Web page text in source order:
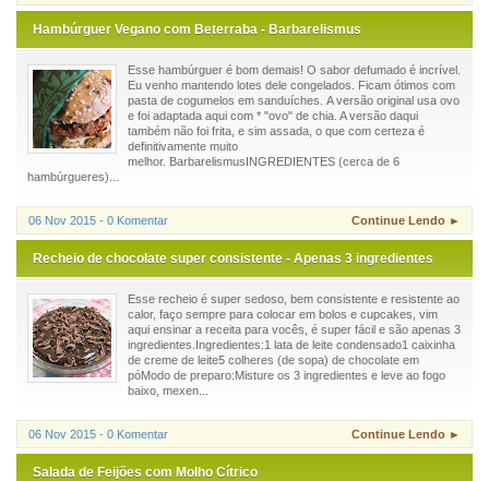
Hambúrguer Vegano com Beterraba - Barbarelismus
Esse hambúrguer é bom demais! O sabor defumado é incrível.
Eu venho mantendo lotes dele congelados. Ficam ótimos com
pasta de cogumelos em sanduíches. A versão original usa ovo
e foi adaptada aqui com * "ovo" de chia. A versão daqui
também não foi frita, e sim assada, o que com certeza é
definitivamente muito
melhor. BarbarelismusINGREDIENTES (cerca de 6
hambúrgueres)...
06 Nov 2015 - 0 Komentar Continue Lendo ►
Recheio de chocolate super consistente - Apenas 3 ingredientes
Esse recheio é super sedoso, bem consistente e resistente ao
calor, faço sempre para colocar em bolos e cupcakes, vim
aqui ensinar a receita para vocês, é super fácil e são apenas 3
ingredientes.Ingredientes:1 lata de leite condensado1 caixinha
de creme de leite5 colheres (de sopa) de chocolate em
póModo de preparo:Misture os 3 ingredientes e leve ao fogo
baixo, mexen...
06 Nov 2015 - 0 Komentar Continue Lendo ►
Salada de Feijões com Molho Cítrico